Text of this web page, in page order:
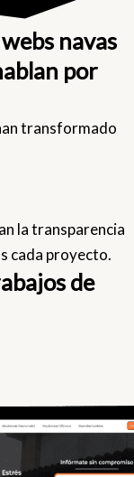
navas
por
transformado
la transparencia
cada proyecto.
de